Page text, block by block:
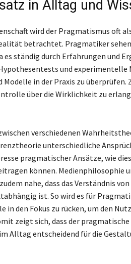
in Alltag und
wird der Pragmatismus oft
betrachtet. Pragmatiker
es ständig durch Erfahrungen und
und experimentelle
in der Praxis zu überprüfen.
über die Wirklichkeit zu
verschiedenen
unterschiedliche
pragmatischer Ansätze, wie
können. Medienphilosophie
nahe, dass das Verständnis von
ist. So wird es für
in den Fokus zu rücken, um den
zeigt sich, dass der
Alltag entscheidend für die